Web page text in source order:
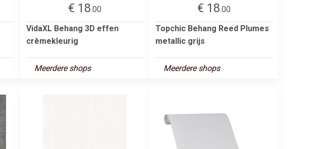
€ 18.00
VidaXL Behang 3D effen
crèmekleurig
Meerdere shops
€ 18.00
Topchic Behang Reed Plumes
metallic grijs
Meerdere shops